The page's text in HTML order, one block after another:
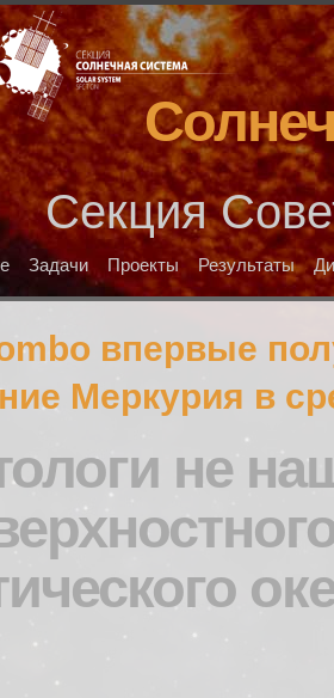
Секция
Задачи Проекты Результаты
впервые
Меркурия в
не